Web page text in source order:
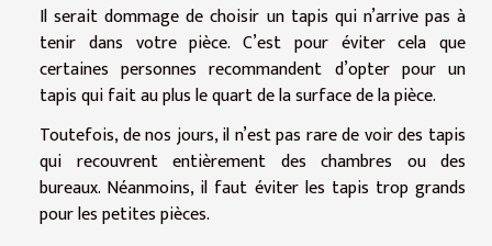
Il serait dommage de choisir un tapis qui n’arrive pas à
tenir dans votre pièce. C’est pour éviter cela que
certaines personnes recommandent d’opter pour un
tapis qui fait au plus le quart de la surface de la pièce.
Toutefois, de nos jours, il n’est pas rare de voir des tapis
qui recouvrent entièrement des chambres ou des
bureaux. Néanmoins, il faut éviter les tapis trop grands
pour les petites pièces.